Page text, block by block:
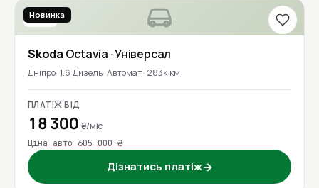
2018
Новинка
Skoda Octavia · Універсал
Дніпро 1.6 Дизель Автомат 283к км
ПЛАТІЖ ВІД
18 300 ₴/міс
Ціна авто 605 000 ₴
Дізнатись платіж→